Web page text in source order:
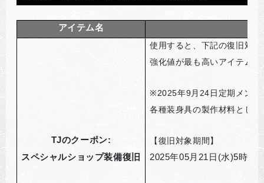
アイテム名
TJのクーポン:
スペシャルショップ装備復旧
使用すると、下記の復旧対
強化値が最も高いアイテム1
※2025年9月24日定期メン
各種装身具の製作材料とし
【復旧対象期間】
2025年05月21日(水)5時00